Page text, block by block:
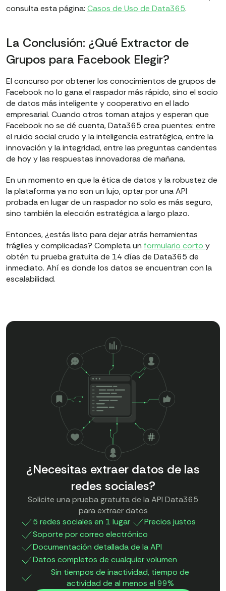
consulta esta página: Casos de Uso de Data365.
La Conclusión: ¿Qué Extractor de
Grupos para Facebook Elegir?
El concurso por obtener los conocimientos de grupos de
Facebook no lo gana el raspador más rápido, sino el socio
de datos más inteligente y cooperativo en el lado
empresarial. Cuando otros toman atajos y esperan que
Facebook no se dé cuenta, Data365 crea puentes: entre
el ruido social crudo y la inteligencia estratégica, entre la
innovación y la integridad, entre las preguntas candentes
de hoy y las respuestas innovadoras de mañana.
En un momento en que la ética de datos y la robustez de
la plataforma ya no son un lujo, optar por una API
probada en lugar de un raspador no solo es más seguro,
sino también la elección estratégica a largo plazo.
Entonces, ¿estás listo para dejar atrás herramientas
frágiles y complicadas? Completa un formulario corto y
obtén tu prueba gratuita de 14 días de Data365 de
inmediato. Ahí es donde los datos se encuentran con la
escalabilidad.
¿Necesitas extraer datos de las
redes sociales?
Solicite una prueba gratuita de la API Data365
para extraer datos
5 redes sociales en 1 lugar
Precios justos
Soporte por correo electrónico
Documentación detallada de la API
Datos completos de cualquier volumen
Sin tiempos de inactividad, tiempo de
actividad de al menos el 99%